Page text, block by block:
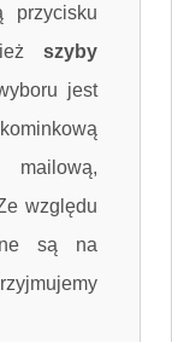
przycisku
szyby
jest
względu
są na